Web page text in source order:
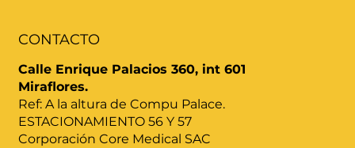
Calle Enrique Palacios 360, int 601
Miraflores.
Ref: A la altura de Compu Palace.
ESTACIONAMIENTO 56 Y 57
Corporación Core Medical SAC
CONTACTO